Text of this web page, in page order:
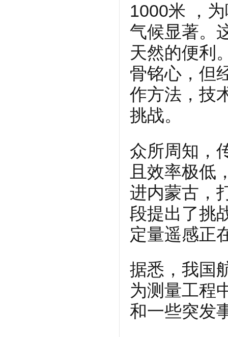
1000米 ，
气候显著。
天然的便利
骨铭心，但
作方法，技
挑战。
众所周知，
且效率极低
进内蒙古，
段提出了挑
定量遥感正
据悉，我国
为测量工程
和一些突发